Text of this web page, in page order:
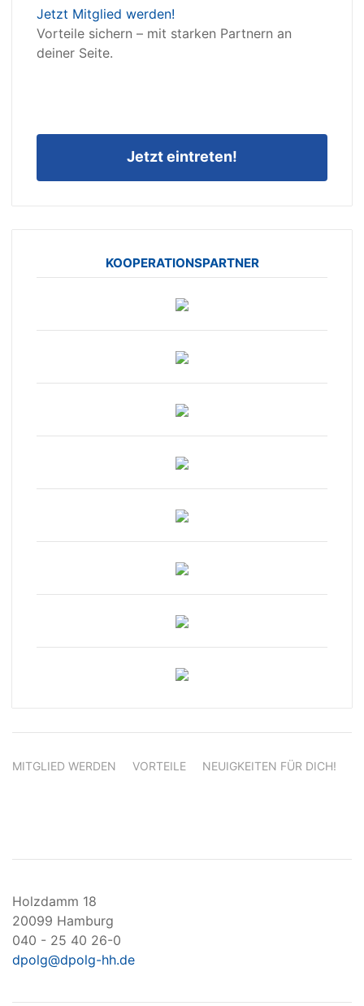
Jetzt Mitglied werden!
Vorteile sichern – mit starken Partnern an
deiner Seite.
Jetzt eintreten!
KOOPERATIONSPARTNER
MITGLIED WERDEN VORTEILE NEUIGKEITEN FÜR DICH!
Holzdamm 18
20099 Hamburg
040 - 25 40 26-0
dpolg@dpolg-hh.de